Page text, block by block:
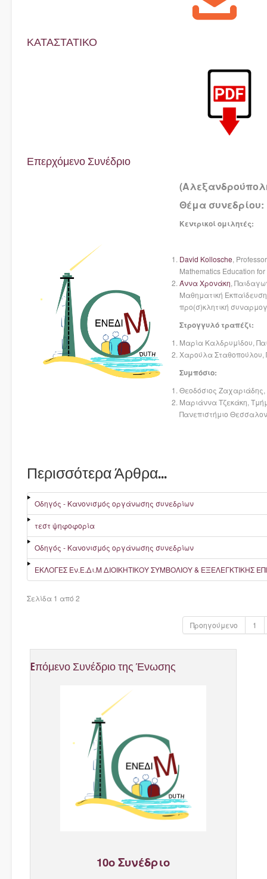
ΚΑΤΑΣΤΑΤΙΚΟ
Επερχόμενο Συνέδριο
Θέμα συνεδρίου:
Κεντρικοί ομιλητές:
David Kollosche,
Mathematics Education
Άννα Χρονάκη,
Μαθηματική Εκπαίδευση
προ(σ)κλητική
Στρογγυλό τραπέζι:
Μαρία Καλδρυμίδου,
Χαρούλα Σταθοπούλου,
Συμπόσιο:
Θεοδόσιος
Μαριάννα Τζεκάκη,
Πανεπιστήμιο
Περισσότερα Άρθρα...
Οδηγός - Κανονισμός οργάνωσης συνεδρίων
τεστ ψηφοφορία
Οδηγός - Κανονισμός οργάνωσης συνεδρίων
ΕΚΛΟΓΕΣ Εν.Ε.Δι.Μ ΔΙΟΙΚΗΤΙΚΟΥ ΣΥΜΒΟΛΙΟΥ & ΕΞΕΛΕΓΚΤΙΚΗΣ
Σελίδα 1 από 2
Προηγούμενο 1
Eπόμενο Συνέδριοτης Ένωσης
10ο Συνέδριο